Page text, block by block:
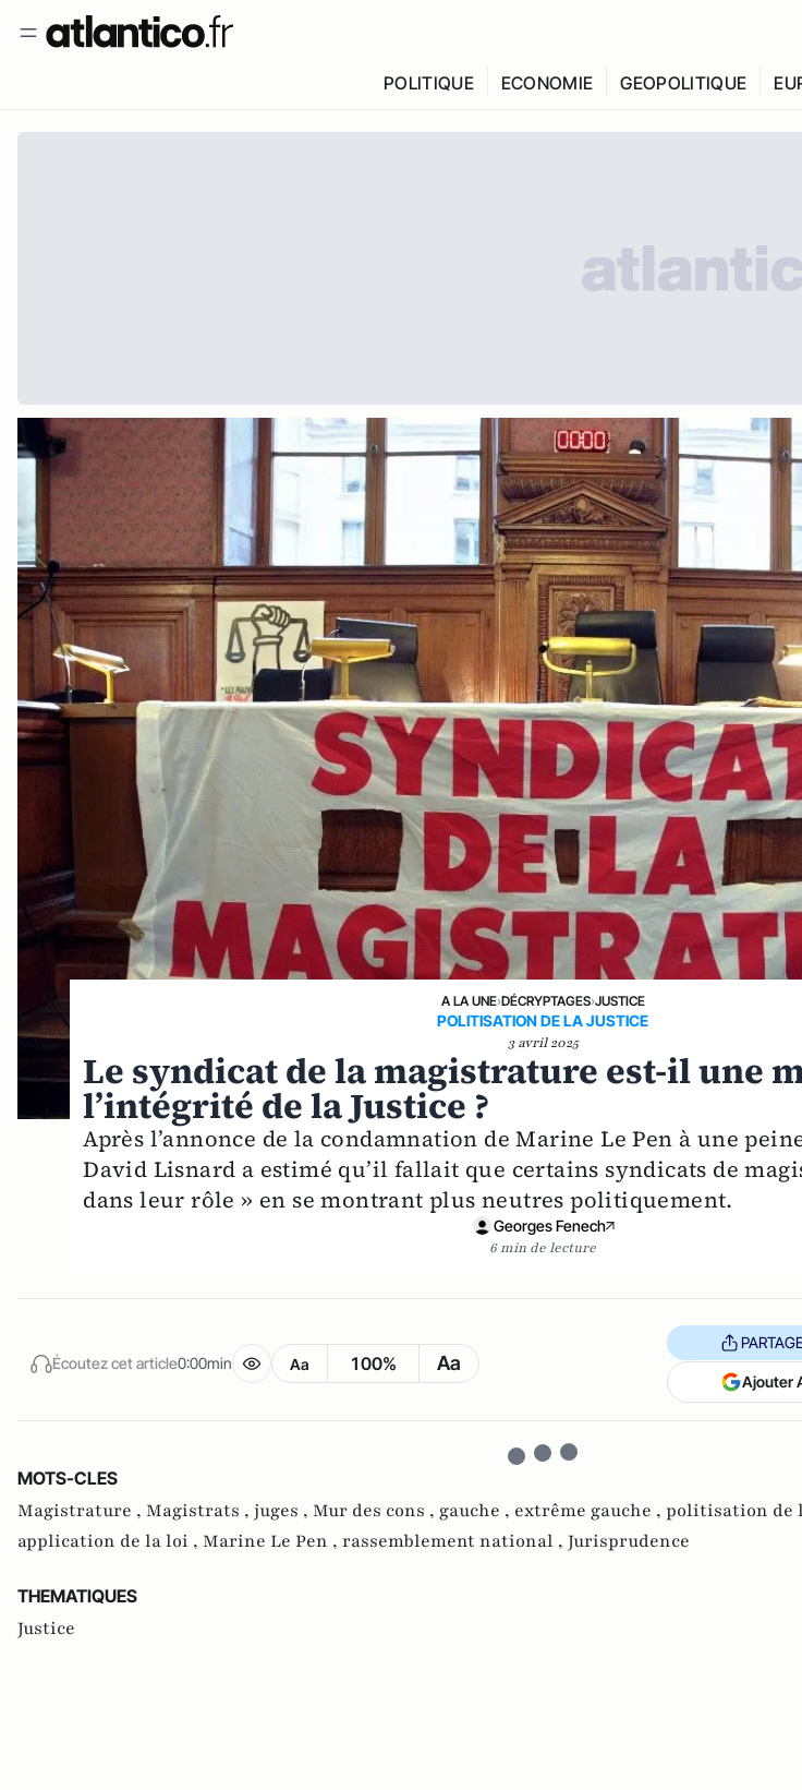
POLITIQUE ECONOMIE GEOPOLITIQUE
A LA UNE›DÉCRYPTAGES›JUSTICE
POLITISATION DE LA JUSTICE
3 avril 2025
Le syndicat de la magistrature est-il une
l’intégrité de la Justice ?
Après l’annonce de la condamnation de Marine Le Pen à une
David Lisnard a estimé qu’il fallait que certains syndicats de
dans leur rôle » en se montrant plus neutres politiquement.
Georges Fenech
6 min de lecture
Écoutez cet article0:00min Aa 100% Aa
Ajouter
MOTS-CLES
Magistrature , Magistrats , juges , Mur des cons , gauche , extrême gauche , politisation de
application de la loi , Marine Le Pen , rassemblement national , Jurisprudence
THEMATIQUES
Justice